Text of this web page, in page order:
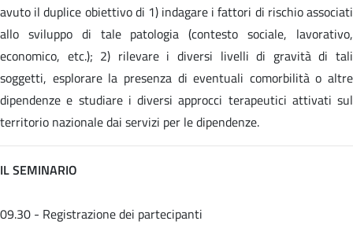
avuto il duplice obiettivo di 1) indagare i fattori di rischio associati
allo sviluppo di tale patologia (contesto sociale, lavorativo,
economico, etc.); 2) rilevare i diversi livelli di gravità di tali
soggetti, esplorare la presenza di eventuali comorbilità o altre
dipendenze e studiare i diversi approcci terapeutici attivati sul
territorio nazionale dai servizi per le dipendenze.
IL SEMINARIO
09.30 - Registrazione dei partecipanti